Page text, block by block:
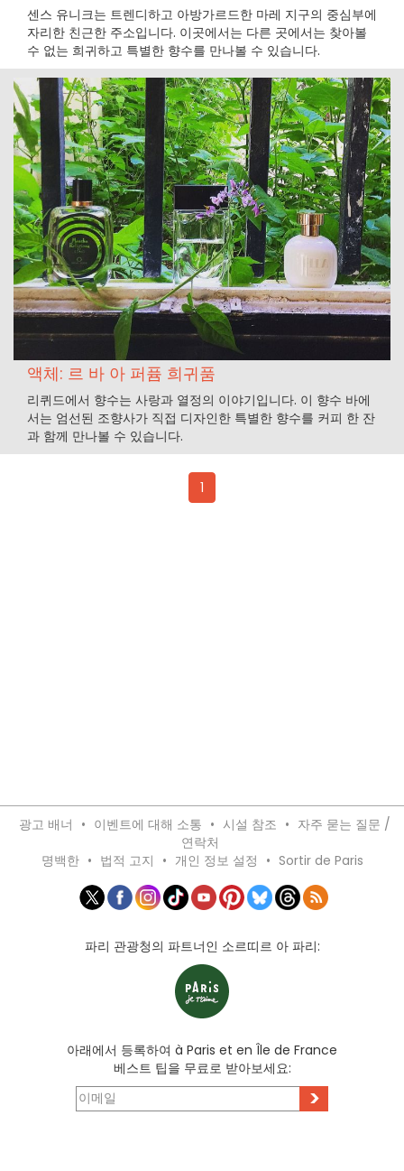
센스 유니크는 트렌디하고 아방가르드한 마레 지구의 중심부에
자리한 친근한 주소입니다. 이곳에서는 다른 곳에서는 찾아볼
수 없는 희귀하고 특별한 향수를 만나볼 수 있습니다.
액체: 르 바 아 퍼퓸 희귀품
리퀴드에서 향수는 사랑과 열정의 이야기입니다. 이 향수 바에
서는 엄선된 조향사가 직접 디자인한 특별한 향수를 커피 한 잔
과 함께 만나볼 수 있습니다.
1
광고 배너 • 이벤트에 대해 소통 • 시설 참조 • 자주 묻는 질문 /
연락처
명백한 • 법적 고지 • 개인 정보 설정 • Sortir de Paris
파리 관광청의 파트너인 소르띠르 아 파리:
아래에서 등록하여 à Paris et en Île de France
베스트 팁을 무료로 받아보세요:
>